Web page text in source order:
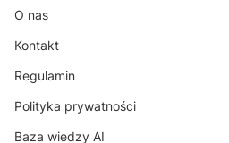
O nas
Kontakt
Regulamin
Polityka prywatności
Baza wiedzy AI